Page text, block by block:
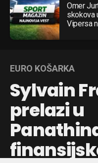
Omer
skokova
Vipersa
EURO KOŠARKA
Sylvain
prelazi u